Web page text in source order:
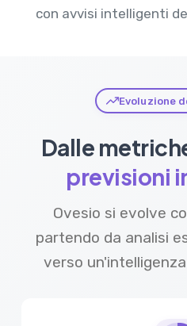
con avvisi intelligenti
Evoluzione
Dalle
previsioni
Ovesio si evolve
partendo da analisi
verso